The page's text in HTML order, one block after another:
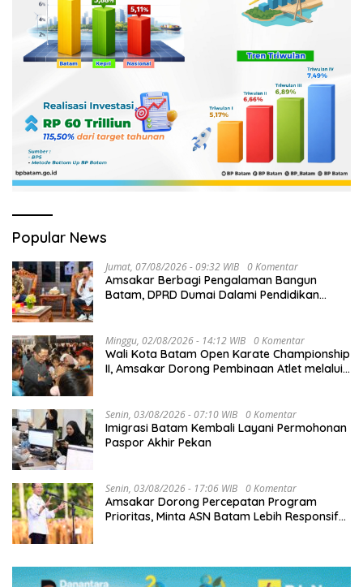
Popular News
Jumat, 07/08/2026 - 09:32 WIB 0 Komentar
Amsakar Berbagi Pengalaman Bangun
Batam, DPRD Dumai Dalami Pendidikan
Minggu, 02/08/2026 - 14:12 WIB 0 Komentar
Wali Kota Batam Open Karate Championship
II, Amsakar Dorong Pembinaan Atlet melalui
Senin, 03/08/2026 - 07:10 WIB 0 Komentar
Imigrasi Batam Kembali Layani Permohonan
Paspor Akhir Pekan
Senin, 03/08/2026 - 17:06 WIB 0 Komentar
Amsakar Dorong Percepatan Program
Prioritas, Minta ASN Batam Lebih Responsif